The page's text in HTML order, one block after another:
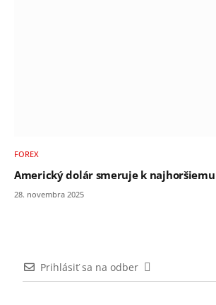
FOREX
Americký dolár smeruje k
28. novembra 2025
Prihlásiť sa na odber